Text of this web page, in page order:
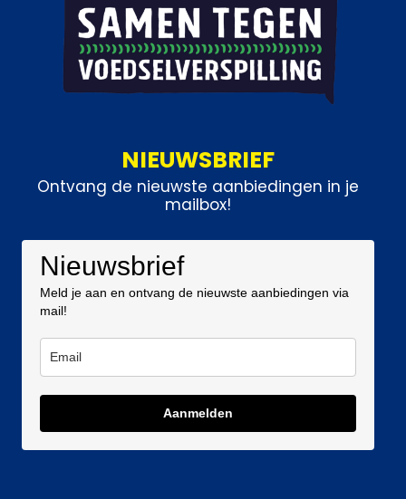
NIEUWSBRIEF
Ontvang de nieuwste aanbiedingen in je
mailbox!
Nieuwsbrief
Meld je aan en ontvang de nieuwste aanbiedingen via
mail!
Aanmelden